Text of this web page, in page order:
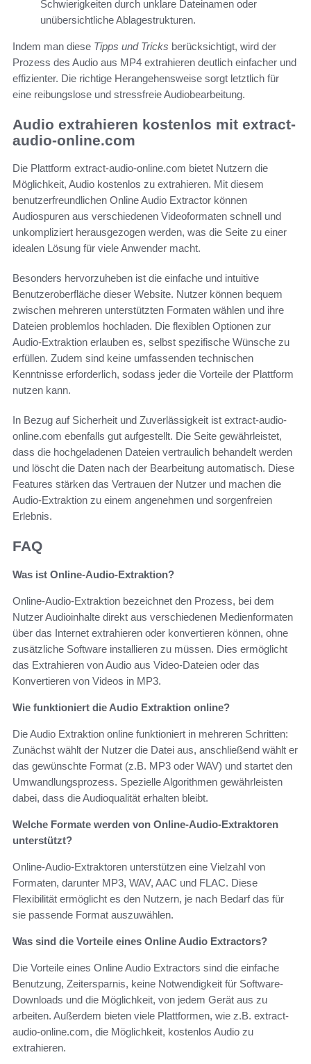
Schwierigkeiten durch unklare Dateinamen oder
unübersichtliche Ablagestrukturen.
Indem man diese Tipps und Tricks berücksichtigt, wird der
Prozess des Audio aus MP4 extrahieren deutlich einfacher und
effizienter. Die richtige Herangehensweise sorgt letztlich für
eine reibungslose und stressfreie Audiobearbeitung.
Audio extrahieren kostenlos mit extract-
audio-online.com
Die Plattform extract-audio-online.com bietet Nutzern die
Möglichkeit, Audio kostenlos zu extrahieren. Mit diesem
benutzerfreundlichen Online Audio Extractor können
Audiospuren aus verschiedenen Videoformaten schnell und
unkompliziert herausgezogen werden, was die Seite zu einer
idealen Lösung für viele Anwender macht.
Besonders hervorzuheben ist die einfache und intuitive
Benutzeroberfläche dieser Website. Nutzer können bequem
zwischen mehreren unterstützten Formaten wählen und ihre
Dateien problemlos hochladen. Die flexiblen Optionen zur
Audio-Extraktion erlauben es, selbst spezifische Wünsche zu
erfüllen. Zudem sind keine umfassenden technischen
Kenntnisse erforderlich, sodass jeder die Vorteile der Plattform
nutzen kann.
In Bezug auf Sicherheit und Zuverlässigkeit ist extract-audio-
online.com ebenfalls gut aufgestellt. Die Seite gewährleistet,
dass die hochgeladenen Dateien vertraulich behandelt werden
und löscht die Daten nach der Bearbeitung automatisch. Diese
Features stärken das Vertrauen der Nutzer und machen die
Audio-Extraktion zu einem angenehmen und sorgenfreien
Erlebnis.
FAQ
Was ist Online-Audio-Extraktion?
Online-Audio-Extraktion bezeichnet den Prozess, bei dem
Nutzer Audioinhalte direkt aus verschiedenen Medienformaten
über das Internet extrahieren oder konvertieren können, ohne
zusätzliche Software installieren zu müssen. Dies ermöglicht
das Extrahieren von Audio aus Video-Dateien oder das
Konvertieren von Videos in MP3.
Wie funktioniert die Audio Extraktion online?
Die Audio Extraktion online funktioniert in mehreren Schritten:
Zunächst wählt der Nutzer die Datei aus, anschließend wählt er
das gewünschte Format (z.B. MP3 oder WAV) und startet den
Umwandlungsprozess. Spezielle Algorithmen gewährleisten
dabei, dass die Audioqualität erhalten bleibt.
Welche Formate werden von Online-Audio-Extraktoren
unterstützt?
Online-Audio-Extraktoren unterstützen eine Vielzahl von
Formaten, darunter MP3, WAV, AAC und FLAC. Diese
Flexibilität ermöglicht es den Nutzern, je nach Bedarf das für
sie passende Format auszuwählen.
Was sind die Vorteile eines Online Audio Extractors?
Die Vorteile eines Online Audio Extractors sind die einfache
Benutzung, Zeitersparnis, keine Notwendigkeit für Software-
Downloads und die Möglichkeit, von jedem Gerät aus zu
arbeiten. Außerdem bieten viele Plattformen, wie z.B. extract-
audio-online.com, die Möglichkeit, kostenlos Audio zu
extrahieren.